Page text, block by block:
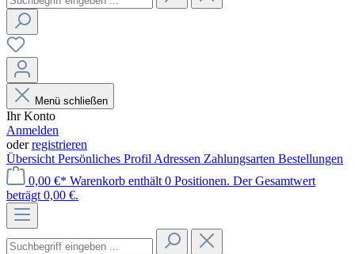
Menü schließen
Ihr Konto
Anmelden
oderregistrieren
Übersicht Persönliches Profil Adressen Zahlungsarten Bestellungen
0,00 €* Warenkorb enthält 0 Positionen. Der Gesamtwert
beträgt 0,00 €.